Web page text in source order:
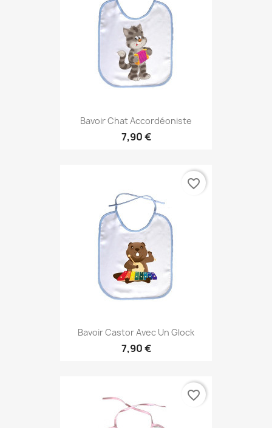
Bavoir Chat Accordéoniste
7,90 €
Bavoir Castor Avec Un Glock
7,90 €
favorite_border
favorite_border